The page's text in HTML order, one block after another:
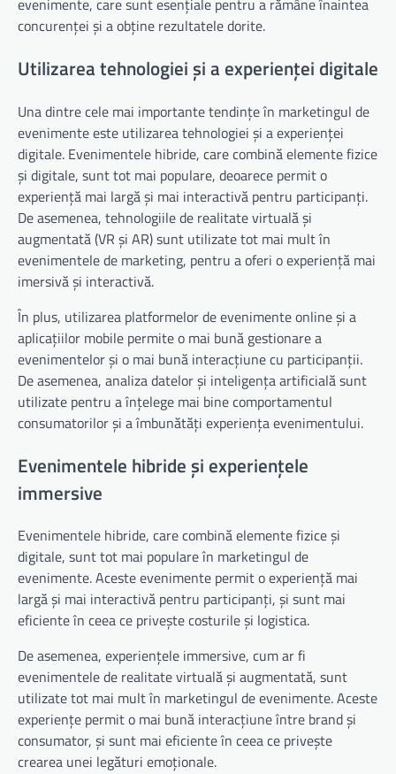
evenimente, care sunt esențiale pentru a rămâne înaintea
concurenței și a obține rezultatele dorite.
Utilizarea tehnologiei și a experienței digitale
Una dintre cele mai importante tendințe în marketingul de
evenimente este utilizarea tehnologiei și a experienței
digitale. Evenimentele hibride, care combină elemente fizice
și digitale, sunt tot mai populare, deoarece permit o
experiență mai largă și mai interactivă pentru participanți.
De asemenea, tehnologiile de realitate virtuală și
augmentată (VR și AR) sunt utilizate tot mai mult în
evenimentele de marketing, pentru a oferi o experiență mai
imersivă și interactivă.
În plus, utilizarea platformelor de evenimente online și a
aplicațiilor mobile permite o mai bună gestionare a
evenimentelor și o mai bună interacțiune cu participanții.
De asemenea, analiza datelor și inteligența artificială sunt
utilizate pentru a înțelege mai bine comportamentul
consumatorilor și a îmbunătăți experiența evenimentului.
Evenimentele hibride și experiențele
immersive
Evenimentele hibride, care combină elemente fizice și
digitale, sunt tot mai populare în marketingul de
evenimente. Aceste evenimente permit o experiență mai
largă și mai interactivă pentru participanți, și sunt mai
eficiente în ceea ce privește costurile și logistica.
De asemenea, experiențele immersive, cum ar fi
evenimentele de realitate virtuală și augmentată, sunt
utilizate tot mai mult în marketingul de evenimente. Aceste
experiențe permit o mai bună interacțiune între brand și
consumator, și sunt mai eficiente în ceea ce privește
crearea unei legături emoționale.